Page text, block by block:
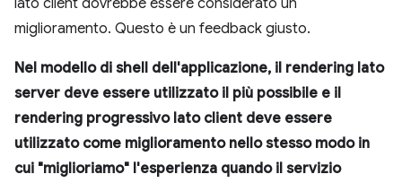
miglioramento. Questo è un feedback giusto.
Nel modello di shell dell'applicazione, il rendering lato
server deve essere utilizzato il più possibile e il
rendering progressivo lato client deve essere
utilizzato come miglioramento nello stesso modo in
cui "miglioriamo" l'esperienza quando il servizio